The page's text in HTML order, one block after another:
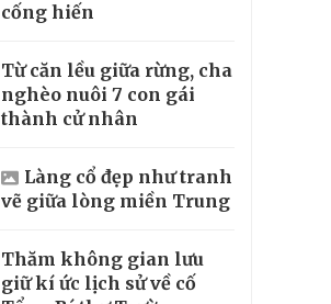
cống hiến
Từ căn lều giữa rừng, cha
nghèo nuôi 7 con gái
thành cử nhân
Làng cổ đẹp như tranh
vẽ giữa lòng miền Trung
Thăm không gian lưu
giữ kí ức lịch sử về cố